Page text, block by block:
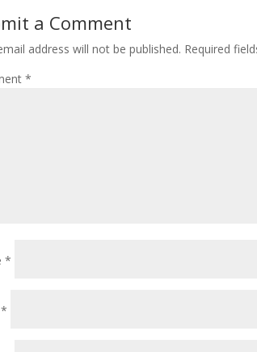
a Comment
address will not be published. Required
*
*
*